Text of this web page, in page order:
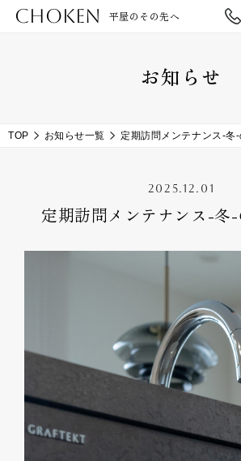
CHOKEN 平屋のその先へ
お知らせ
TOP お知らせ一覧 定期訪問メンテナンス-冬
2025.12.01
定期訪問メンテナンス-冬